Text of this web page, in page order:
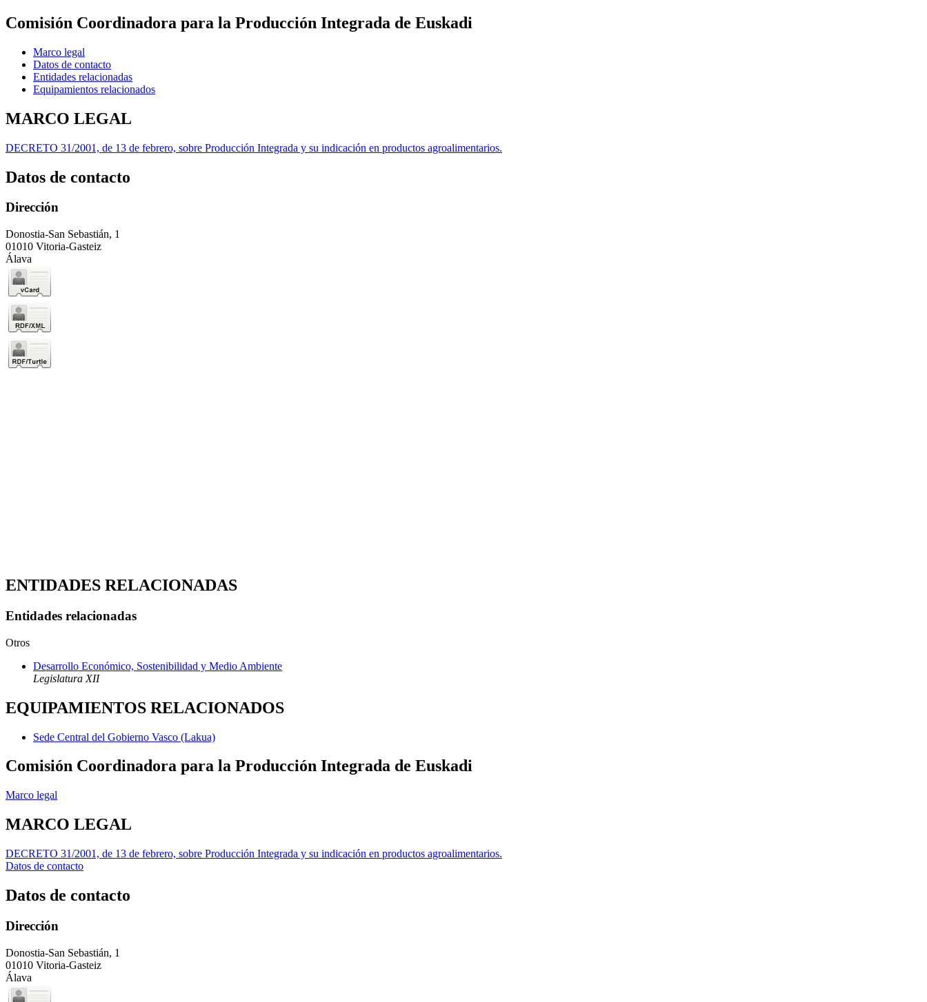
Comisión Coordinadora para la Producción Integrada de Euskadi
Marco legal
Datos de contacto
Entidades relacionadas
Equipamientos relacionados
MARCO LEGAL
DECRETO 31/2001, de 13 de febrero, sobre Producción Integrada y su indicación en productos agroalimentarios.
Datos de contacto
Dirección
Donostia-San Sebastián, 1
01010 Vitoria-Gasteiz
Álava
ENTIDADES RELACIONADAS
Entidades relacionadas
Otros
Desarrollo Económico, Sostenibilidad y Medio Ambiente
Legislatura XII
EQUIPAMIENTOS RELACIONADOS
Sede Central del Gobierno Vasco (Lakua)
Comisión Coordinadora para la Producción Integrada de Euskadi
Marco legal
MARCO LEGAL
DECRETO 31/2001, de 13 de febrero, sobre Producción Integrada y su indicación en productos agroalimentarios.
Datos de contacto
Datos de contacto
Dirección
Donostia-San Sebastián, 1
01010 Vitoria-Gasteiz
Álava